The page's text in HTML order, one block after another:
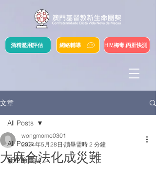
網絡輔導
酒精濫用評估 HIV,梅毒,丙肝快測
文章
All Posts
新生命團契
All Posts
大麻合法化成災難
wongmomo0301
2024年5月28日 讀畢需時 2 分鐘